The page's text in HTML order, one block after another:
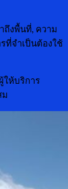
ถึงพื้นที่, ความ
ที่จำเป็นต้องใช้
ให้บริการ
ม